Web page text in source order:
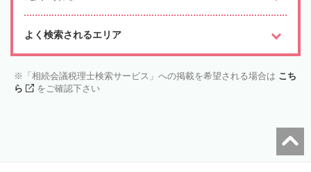
よく検索されるエリア
「相続会議税理士検索サービス」への掲載を希望される場合は こち
ら
をご確認下さい